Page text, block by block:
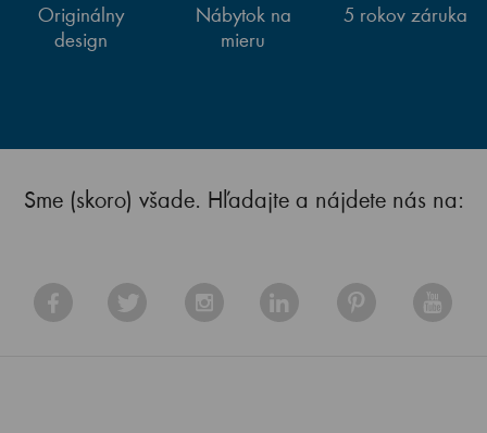
Originálny
design
Nábytok na
mieru
5 rokov záruka
Sme (skoro) všade. Hľadajte a nájdete nás na: